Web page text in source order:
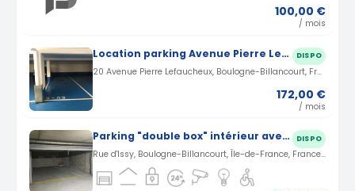
100,00 €
/ mois
Location parking Avenue Pierre Lefaucheux à Boulogne-Billancourt (92) DISPO
20 Avenue Pierre Lefaucheux, Boulogne-Billancourt, France · 1.87 km
172,00 €
/ mois
Parking "double box" intérieur avec porte dans quartier sécurisé DISPO
Rue d'Issy, Boulogne-Billancourt, Île-de-France, France · 2.16 km